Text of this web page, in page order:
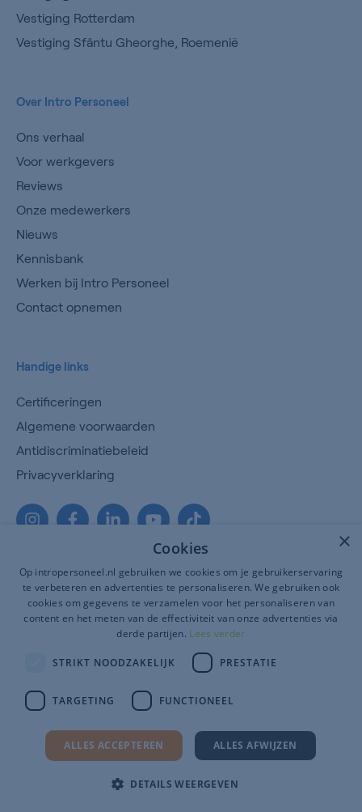
Vestiging Rotterdam
Vestiging Sfântu Gheorghe, Roemenië
Over Intro Personeel
Ons verhaal
Voor werkgevers
Reviews
Onze medewerkers
Nieuws
Kennisbank
Werken bij Intro Personeel
Contact opnemen
Handige links
Certificeringen
Algemene voorwaarden
Antidiscriminatiebeleid
Privacyverklaring
2026 © Intro Personeel
Certificeringen
Algemene voorwaarden
Privacyverklaring
Florys Groep
×
Cookies
Op intropersoneel.nl gebruiken we cookies om je gebruikerservaring
te verbeteren en advertenties te personaliseren. We gebruiken ook
cookies om gegevens te verzamelen voor het personaliseren van
content en het meten van de effectiviteit van onze advertenties via
derde partijen. Lees verder
STRIKT NOODZAKELIJK PRESTATIE
TARGETING FUNCTIONEEL
ALLES ACCEPTEREN ALLES AFWIJZEN
DETAILS WEERGEVEN